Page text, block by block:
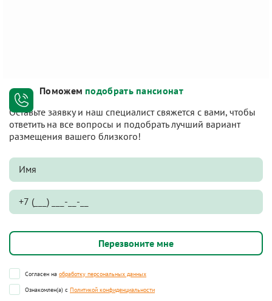
Поможем подобрать пансионат
Оставьте заявку и наш специалист свяжется с вами, чтобы
ответить на все вопросы и подобрать лучший вариант
размещения вашего близкого!
Согласен на обработку персональных данных
Ознакомлен(а) с Политикой конфиденциальности